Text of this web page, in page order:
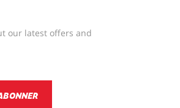
our latest offers and